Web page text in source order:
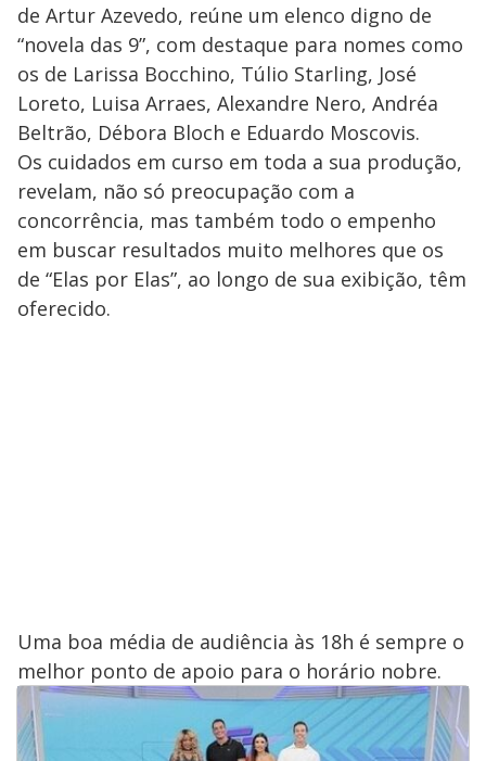
de Artur Azevedo, reúne um elenco digno de
“novela das 9”, com destaque para nomes como
os de Larissa Bocchino, Túlio Starling, José
Loreto, Luisa Arraes, Alexandre Nero, Andréa
Beltrão, Débora Bloch e Eduardo Moscovis.
Os cuidados em curso em toda a sua produção,
revelam, não só preocupação com a
concorrência, mas também todo o empenho
em buscar resultados muito melhores que os
de “Elas por Elas”, ao longo de sua exibição, têm
oferecido.
Uma boa média de audiência às 18h é sempre o
melhor ponto de apoio para o horário nobre.